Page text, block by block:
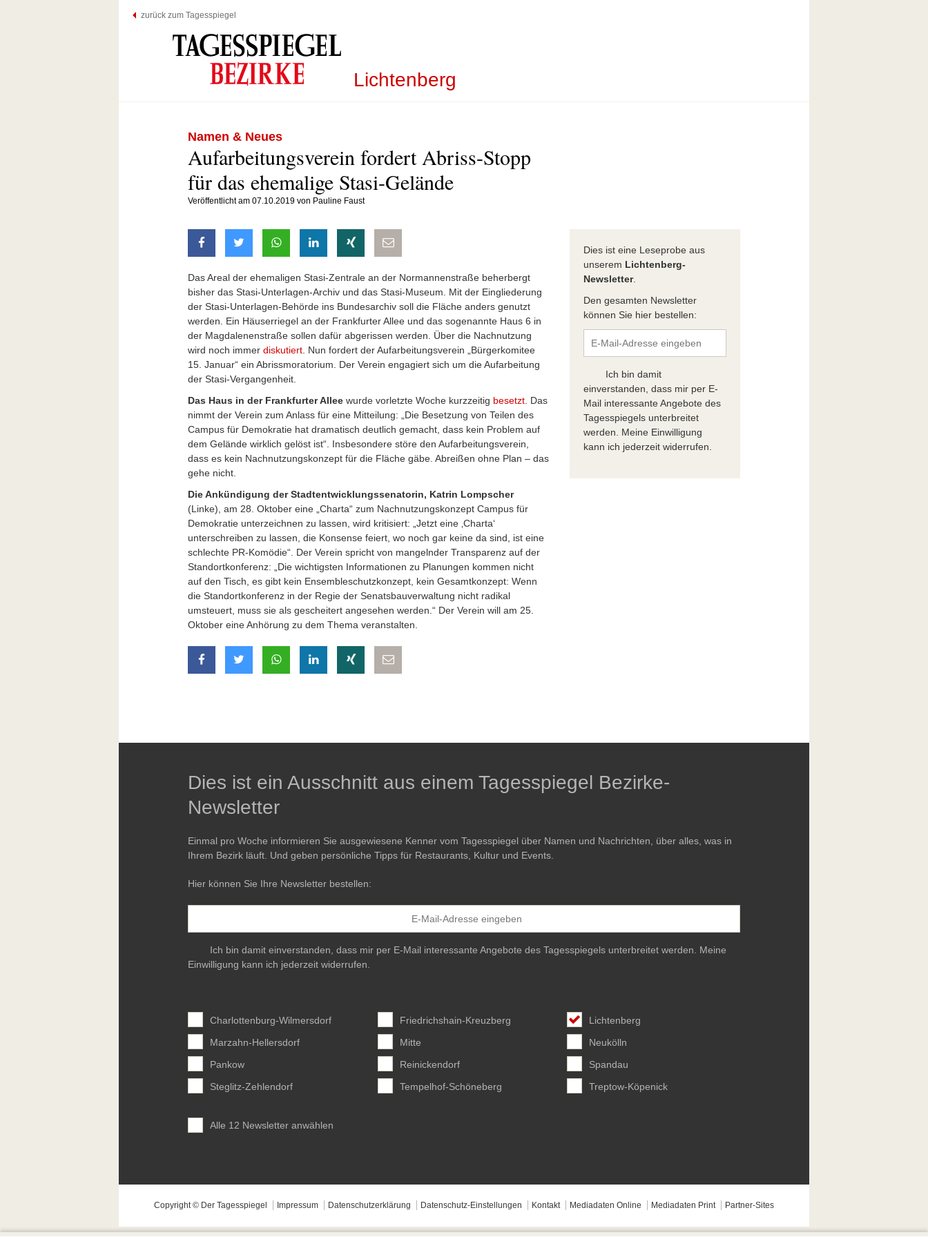
zurück zum Tagesspiegel
Lichtenberg
Namen & Neues
Aufarbeitungsverein fordert Abriss-Stopp
für das ehemalige Stasi-Gelände
Veröffentlicht am 07.10.2019 von Pauline Faust
auf Facebook teilen
auf Twitter teilen
mit Whatsapp teilen
auf LinkedIn teilen
auf Xing teilenper E-Mail teilen
Das Areal der ehemaligen Stasi-Zentrale an der Normannenstraße beherbergt
bisher das Stasi-Unterlagen-Archiv und das Stasi-Museum. Mit der Eingliederung
der Stasi-Unterlagen-Behörde ins Bundesarchiv soll die Fläche anders genutzt
werden. Ein Häuserriegel an der Frankfurter Allee und das sogenannte Haus 6 in
der Magdalenenstraße sollen dafür abgerissen werden. Über die Nachnutzung
wird noch immer diskutiert . Nun fordert der Aufarbeitungsverein „Bürgerkomitee
15. Januar“ ein Abrissmoratorium. Der Verein engagiert sich um die Aufarbeitung
der Stasi-Vergangenheit.
Das Haus in der Frankfurter Allee wurde vorletzte Woche kurzzeitig besetzt . Das
nimmt der Verein zum Anlass für eine Mitteilung: „Die Besetzung von Teilen des
Campus für Demokratie hat dramatisch deutlich gemacht, dass kein Problem auf
dem Gelände wirklich gelöst ist“. Insbesondere störe den Aufarbeitungsverein,
dass es kein Nachnutzungskonzept für die Fläche gäbe. Abreißen ohne Plan – das
gehe nicht.
Die Ankündigung der Stadtentwicklungssenatorin, Katrin Lompscher
(Linke), am 28. Oktober eine „Charta“ zum Nachnutzungskonzept Campus für
Demokratie unterzeichnen zu lassen, wird kritisiert: „Jetzt eine ‚Charta‘
unterschreiben zu lassen, die Konsense feiert, wo noch gar keine da sind, ist eine
schlechte PR-Komödie“. Der Verein spricht von mangelnder Transparenz auf der
Standortkonferenz: „Die wichtigsten Informationen zu Planungen kommen nicht
auf den Tisch, es gibt kein Ensembleschutzkonzept, kein Gesamtkonzept: Wenn
die Standortkonferenz in der Regie der Senatsbauverwaltung nicht radikal
umsteuert, muss sie als gescheitert angesehen werden.“ Der Verein will am 25.
Oktober eine Anhörung zu dem Thema veranstalten.
auf Facebook teilen
auf Twitter teilen
mit Whatsapp teilen
auf LinkedIn teilen
auf Xing teilenper E-Mail teilen
Dies ist eine Leseprobe aus
unserem Lichtenberg-
Newsletter.
Den gesamten Newsletter
können Sie hier bestellen:
Ich bin damit
einverstanden, dass mir per E-
Mail interessante Angebote des
Tagesspiegels unterbreitet
werden. Meine Einwilligung
kann ich jederzeit widerrufen.
Dies ist ein Ausschnitt aus einem Tagesspiegel Bezirke-
Newsletter
Einmal pro Woche informieren Sie ausgewiesene Kenner vom Tagesspiegel über Namen und Nachrichten, über alles, was in
Ihrem Bezirk läuft. Und geben persönliche Tipps für Restaurants, Kultur und Events.
Hier können Sie Ihre Newsletter bestellen:
Ich bin damit einverstanden, dass mir per E-Mail interessante Angebote des Tagesspiegels unterbreitet werden. Meine
Einwilligung kann ich jederzeit widerrufen.
Charlottenburg-Wilmersdorf Friedrichshain-Kreuzberg
Lichtenberg
Marzahn-Hellersdorf
Mitte
Neukölln
Pankow
Reinickendorf
Spandau
Steglitz-Zehlendorf
Tempelhof-Schöneberg Treptow-Köpenick
Alle 12 Newsletter anwählen
Copyright © Der Tagesspiegel Impressum Datenschutzerklärung Datenschutz-Einstellungen Kontakt Mediadaten Online Mediadaten Print Partner-Sites